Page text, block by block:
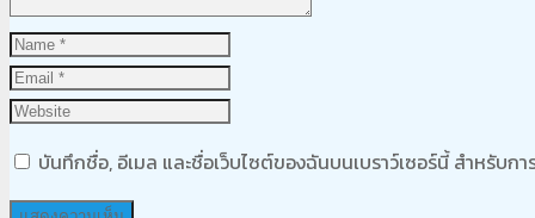
บันทึกชื่อ, อีเมล และชื่อเว็บไซต์ของฉันบนเบราว์เซอร์นี้ สำหรับก